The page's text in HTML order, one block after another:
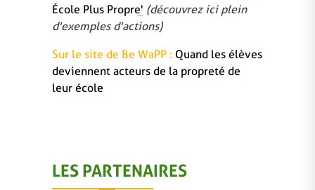
École Plus Propre' (découvrez ici plein
d'exemples d'actions)
Sur le site de Be WaPP : Quand les élèves
deviennent acteurs de la propreté de
leur école
LES PARTENAIRES